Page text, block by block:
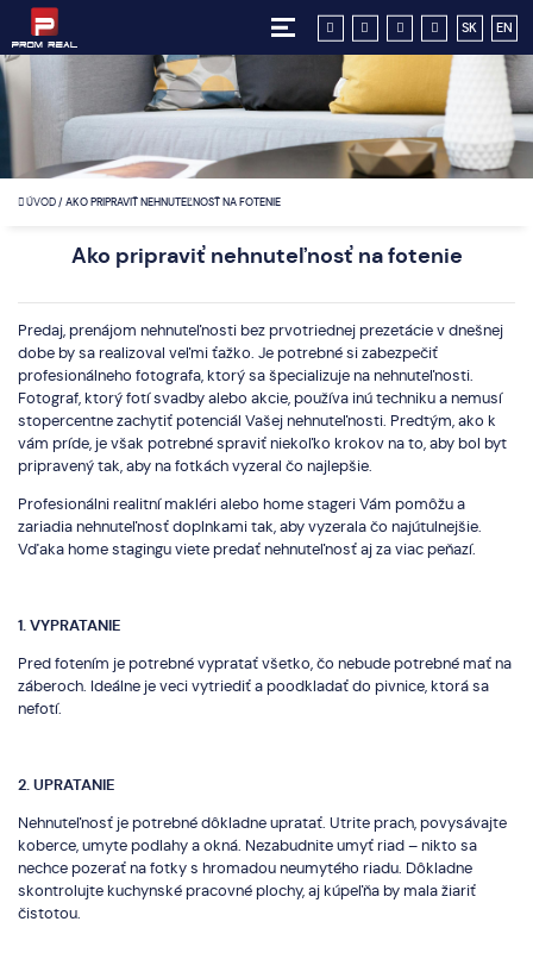
SK EN
ÚVOD/AKO PRIPRAVIŤ NEHNUTEĽNOSŤ NA FOTENIE
Ako pripraviť nehnuteľnosť na fotenie
Predaj, prenájom nehnuteľnosti bez prvotriednej prezetácie v dnešnej
dobe by sa realizoval veľmi ťažko. Je potrebné si zabezpečiť
profesionálneho fotografa, ktorý sa špecializuje na nehnuteľnosti.
Fotograf, ktorý fotí svadby alebo akcie, používa inú techniku a nemusí
stopercentne zachytiť potenciál Vašej nehnuteľnosti. Predtým, ako k
vám príde, je však potrebné spraviť niekoľko krokov na to, aby bol byt
pripravený tak, aby na fotkách vyzeral čo najlepšie.
Profesionálni realitní makléri alebo home stageri Vám pomôžu a
zariadia nehnuteľnosť doplnkami tak, aby vyzerala čo najútulnejšie.
Vďaka home stagingu viete predať nehnuteľnosť aj za viac peňazí.
1. VYPRATANIE
Pred fotením je potrebné vypratať všetko, čo nebude potrebné mať na
záberoch. Ideálne je veci vytriediť a poodkladať do pivnice, ktorá sa
nefotí.
2. UPRATANIE
Nehnuteľnosť je potrebné dôkladne upratať. Utrite prach, povysávajte
koberce, umyte podlahy a okná. Nezabudnite umyť riad – nikto sa
nechce pozerať na fotky s hromadou neumytého riadu. Dôkladne
skontrolujte kuchynské pracovné plochy, aj kúpeľňa by mala žiariť
čistotou.